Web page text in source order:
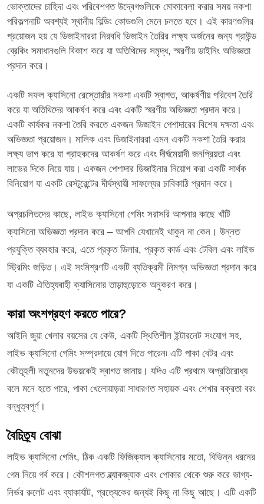
ভোক্তাদের চাহিদা এবং পরিবেশগত উদ্বেগগুলিকে মোকাবেলা করার সময় নকশা
পরিকল্পনাটি অবশ্যই স্থানীয় বিল্ডিং কোডগুলি মেনে চলতে হবে। এই কারণগুলির
প্রয়োজন হয় যে ডিজাইনাররা নিরবধি ডিজাইন তৈরির লক্ষ্য অর্জনের জন্য গ্রাউন্ড
ব্রেকিং সমাধানগুলি বিকাশ করে যা অতিথিদের সমৃদ্ধ, স্মরণীয় ডাইনিং অভিজ্ঞতা
প্রদান করে।
একটি সফল ক্যাসিনো রেস্তোরাঁর নকশা একটি স্বাগত, আকর্ষণীয় পরিবেশ তৈরি
করে যা অতিথিদের আকর্ষণ করে এবং একটি স্মরণীয় অভিজ্ঞতা প্রদান করে।
একটি কার্যকর নকশা তৈরি করতে একজন ডিজাইন পেশাদারের বিশেষ দক্ষতা এবং
অভিজ্ঞতা প্রয়োজন। মালিক এবং ডিজাইনাররা এমন একটি নকশা তৈরি করার
লক্ষ্য ভাগ করে যা গ্রাহকদের আকর্ষণ করে এবং দীর্ঘমেয়াদী জনপ্রিয়তা এবং
লাভের দিকে নিয়ে যায়। একজন পেশাদার ডিজাইনার নিয়োগ করা একটি সার্থক
বিনিয়োগ যা একটি রেস্টুরেন্টের দীর্ঘস্থায়ী সাফল্যের চাবিকাঠি প্রদান করে।
অপ্রচলিতদের কাছে, লাইভ ক্যাসিনো গেমিং সরাসরি আপনার কাছে খাঁটি
ক্যাসিনো অভিজ্ঞতা প্রদান করে – আপনি যেখানেই থাকুন না কেন। উন্নত
প্রযুক্তি ব্যবহার করে, এতে প্রকৃত ডিলার, প্রকৃত কার্ড এবং টেবিল এবং লাইভ
স্ট্রিমিং জড়িত। এই সংমিশ্রণটি একটি ব্যতিক্রমী নিমগ্ন অভিজ্ঞতা প্রদান করে
যা একটি ঐতিহ্যবাহী ক্যাসিনোর তাড়াহুড়োকে অনুকরণ করে।
কারা অংশগ্রহণ করতে পারে?
আইনি জুয়া খেলার বয়সের যে কেউ, একটি স্থিতিশীল ইন্টারনেট সংযোগ সহ,
লাইভ ক্যাসিনো গেমিং সম্প্রদায়ে যোগ দিতে পারেন৷ এটি পাকা বেটর এবং
কৌতূহলী নতুনদের উভয়কেই স্বাগত জানায়। যদিও এটি প্রথমে অপ্রতিরোধ্য
বলে মনে হতে পারে, পাকা খেলোয়াড়রা সাধারণত সহায়ক এবং শেখার বক্রতা বরং
বন্ধুত্বপূর্ণ।
বৈচিত্র্য বোঝা
লাইভ ক্যাসিনো গেমিং, ঠিক একটি ফিজিক্যাল ক্যাসিনোর মতো, বিভিন্ন ধরনের
গেম নিয়ে গর্ব করে। কৌশলগত ব্ল্যাকজ্যাক এবং পোকার থেকে শুরু করে ভাগ্য-
নির্ভর রুলেট এবং ব্যাকার্যাট, প্রত্যেকের জন্যই কিছু না কিছু আছে। এটি একটি